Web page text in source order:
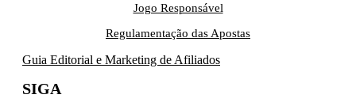
Jogo Responsável
Regulamentação das Apostas
Guia Editorial e Marketing de Afiliados
SIGA